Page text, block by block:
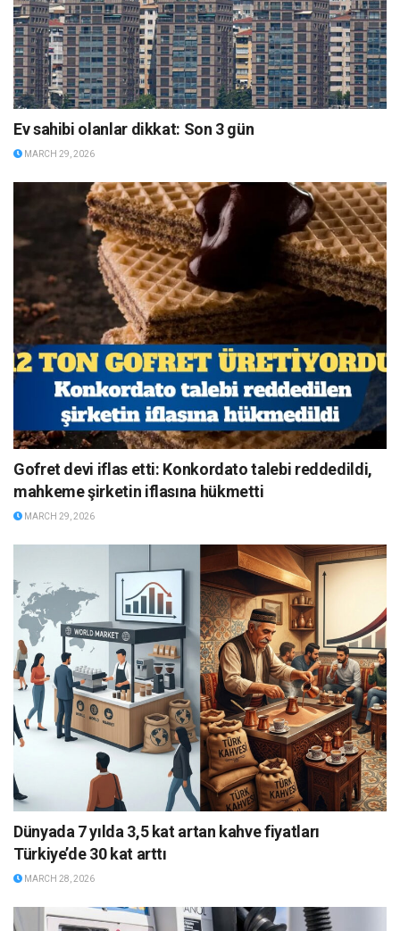
Ev sahibi olanlar dikkat: Son 3 gün
MARCH 29, 2026
Gofret devi iflas etti: Konkordato talebi reddedildi,
mahkeme şirketin iflasına hükmetti
MARCH 29, 2026
Dünyada 7 yılda 3,5 kat artan kahve fiyatları
Türkiye’de 30 kat arttı
MARCH 28, 2026